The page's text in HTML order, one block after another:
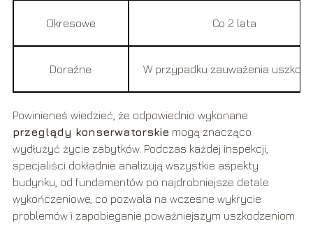
Okresowe Co 2 lata
Doraźne W przypadku zauważenia
Powinieneś wiedzieć, że odpowiednio wykonane
przeglądy konserwatorskiemogą znacząco
wydłużyć życie zabytków. Podczas każdej inspekcji,
specjaliści dokładnie analizują wszystkie aspekty
budynku, od fundamentów po najdrobniejsze detale
wykończeniowe, co pozwala na wczesne wykrycie
problemów i zapobieganie poważniejszym uszkodzeniom.